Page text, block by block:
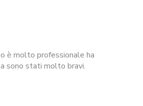
è molto professionale ha
sono stati molto bravi.